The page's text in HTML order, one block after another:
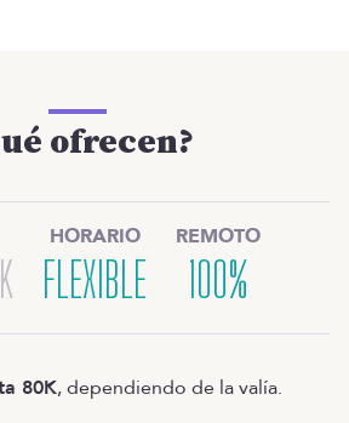
ofrecen?
K
HORARIO
FLEXIBLE
REMOTO
100%
80K, dependiendo de la valía.